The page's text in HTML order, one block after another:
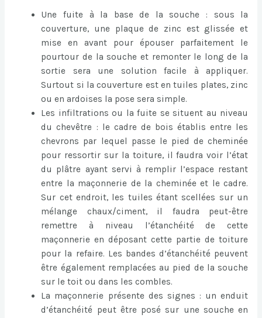
Une fuite à la base de la souche : sous la
couverture, une plaque de zinc est glissée et
mise en avant pour épouser parfaitement le
pourtour de la souche et remonter le long de la
sortie sera une solution facile à appliquer.
Surtout si la couverture est en tuiles plates, zinc
ou en ardoises la pose sera simple.
Les infiltrations ou la fuite se situent au niveau
du chevêtre : le cadre de bois établis entre les
chevrons par lequel passe le pied de cheminée
pour ressortir sur la toiture, il faudra voir l’état
du plâtre ayant servi à remplir l’espace restant
entre la maçonnerie de la cheminée et le cadre.
Sur cet endroit, les tuiles étant scellées sur un
mélange chaux/ciment, il faudra peut-être
remettre à niveau l’étanchéité de cette
maçonnerie en déposant cette partie de toiture
pour la refaire. Les bandes d’étanchéité peuvent
être également remplacées au pied de la souche
sur le toit ou dans les combles.
La maçonnerie présente des signes : un enduit
d’étanchéité peut être posé sur une souche en